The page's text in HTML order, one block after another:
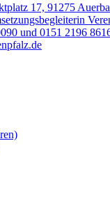
17, 91275
und 0151 2196